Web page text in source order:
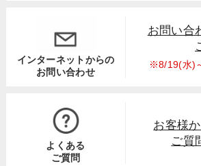
インターネットからの
お問い合わせ
お問い合
※8/19(水)
よくある
ご質問
お客様
ご質